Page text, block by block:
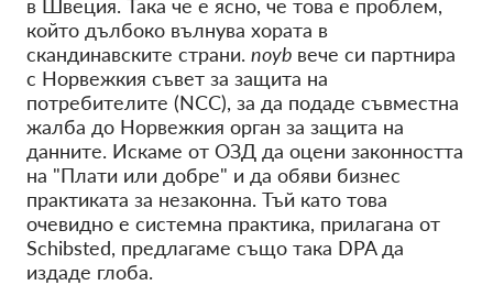
в Швеция. Така че е ясно, че това е проблем,
който дълбоко вълнува хората в
скандинавските страни. noyb вече си партнира
с Норвежкия съвет за защита на
потребителите (NCC), за да подаде съвместна
жалба до Норвежкия орган за защита на
данните. Искаме от ОЗД да оцени законността
на "Плати или добре" и да обяви бизнес
практиката за незаконна. Тъй като това
очевидно е системна практика, прилагана от
Schibsted, предлагаме също така DPA да
издаде глоба.